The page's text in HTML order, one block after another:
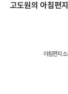
고도원의 아침편지
아침편지 소